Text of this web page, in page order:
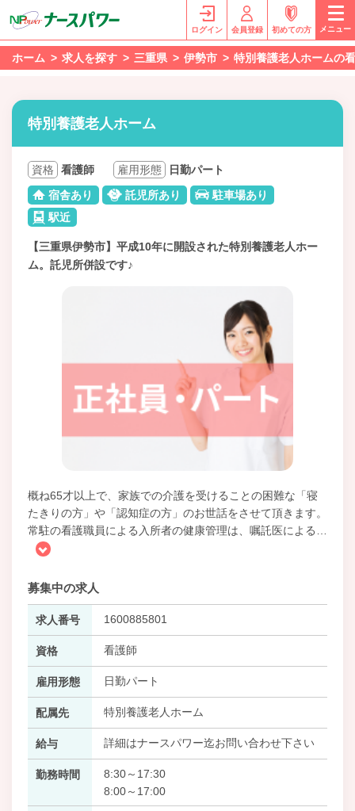
ログイン 会員登録 初めての方 メニュー
ホーム 求人を探す 三重県 伊勢市 特別養護老人ホームの
特別養護老人ホーム
資格 看護師 雇用形態
日勤パート
宿舎あり
託児所あり
駐車場あり
駅近
【三重県伊勢市】平成10年に開設された特別養護老人ホー
ム。託児所併設です♪
概ね65才以上で、家族での介護を受けることの困難な「寝
たきりの方」や「認知症の方」のお世話をさせて頂きます。
常駐の看護職員による入所者の健康管理は、嘱託医による
募集中の求人
求人番号 1600885801
資格 看護師
雇用形態 日勤パート
配属先 特別養護老人ホーム
給与 詳細はナースパワー迄お問い合わせ下さい
勤務時間
8:30～17:30
8:00～17:00